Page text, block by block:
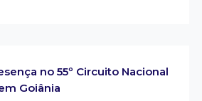
no 55º Circuito Nacional
Goiânia